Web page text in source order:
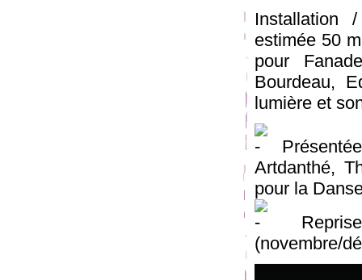
Installation
estimée 50
pour
Bourdeau,
lumière et
Artdanthé,
pour la
(novembre/